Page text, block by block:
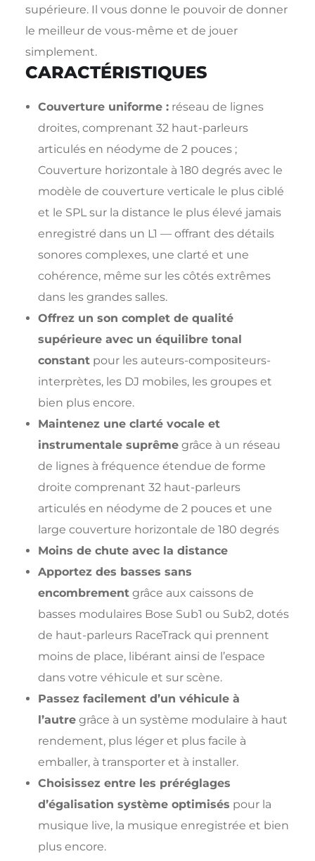
supérieure. Il vous donne le pouvoir de donner
le meilleur de vous-même et de jouer
simplement.
CARACTÉRISTIQUES
Couverture uniforme : réseau de lignes
droites, comprenant 32 haut-parleurs
articulés en néodyme de 2 pouces ;
Couverture horizontale à 180 degrés avec le
modèle de couverture verticale le plus ciblé
et le SPL sur la distance le plus élevé jamais
enregistré dans un L1 — offrant des détails
sonores complexes, une clarté et une
cohérence, même sur les côtés extrêmes
dans les grandes salles.
Offrez un son complet de qualité
supérieure avec un équilibre tonal
constant pour les auteurs-compositeurs-
interprètes, les DJ mobiles, les groupes et
bien plus encore.
Maintenez une clarté vocale et
instrumentale suprême grâce à un réseau
de lignes à fréquence étendue de forme
droite comprenant 32 haut-parleurs
articulés en néodyme de 2 pouces et une
large couverture horizontale de 180 degrés
Moins de chute avec la distance
Apportez des basses sans
encombrement grâce aux caissons de
basses modulaires Bose Sub1 ou Sub2, dotés
de haut-parleurs RaceTrack qui prennent
moins de place, libérant ainsi de l’espace
dans votre véhicule et sur scène.
Passez facilement d’un véhicule à
l’autre grâce à un système modulaire à haut
rendement, plus léger et plus facile à
emballer, à transporter et à installer.
Choisissez entre les préréglages
d’égalisation système optimisés pour la
musique live, la musique enregistrée et bien
plus encore.